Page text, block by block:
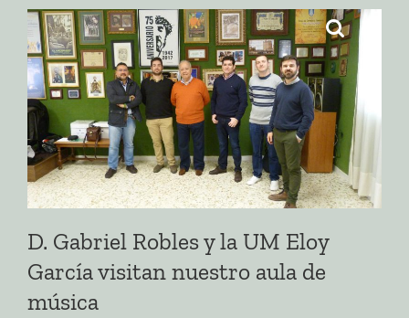
Saltar
contenido
D. Gabriel Robles y la UM Eloy
García visitan nuestro aula de
música